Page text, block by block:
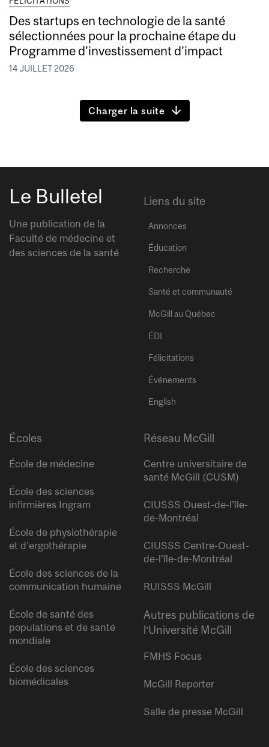
Des startups en technologie de la santé
sélectionnées pour la prochaine étape du
Programme d’investissement d’impact
14 JUILLET 2026
Charger la suite
Le Bulletel
Une publication de la
Faculté de médecine et
des sciences de la santé
Liens du site
Annonces
Éducation
Recherche
Santé et communauté
McGill au Québec
ÉDI
Félicitations
Événements
English
Écoles
École de médecine
École des sciences
infirmières Ingram
École de physiothérapie
et d’ergothérapie
École des sciences de la
communication humaine
École de santé des
populations et de santé
mondiale
École des sciences
biomédicales
Réseau McGill
Centre universitaire de
santé McGill (CUSM)
CIUSSS Ouest-de-l’île-
de-Montréal
CIUSSS Centre-Ouest-
de-l’île-de-Montréal
RUISSS McGill
Autres publications de
l’Université McGill
FMHS Focus
McGill Reporter
Salle de presse McGill